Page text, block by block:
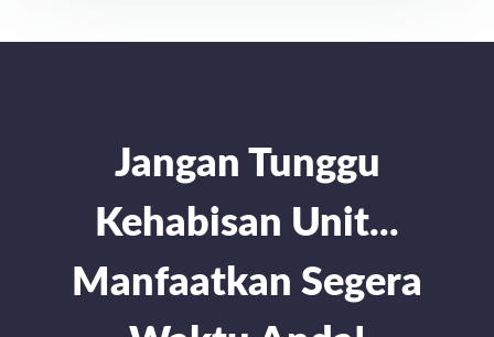
Jangan Tunggu
Kehabisan Unit...
Manfaatkan Segera